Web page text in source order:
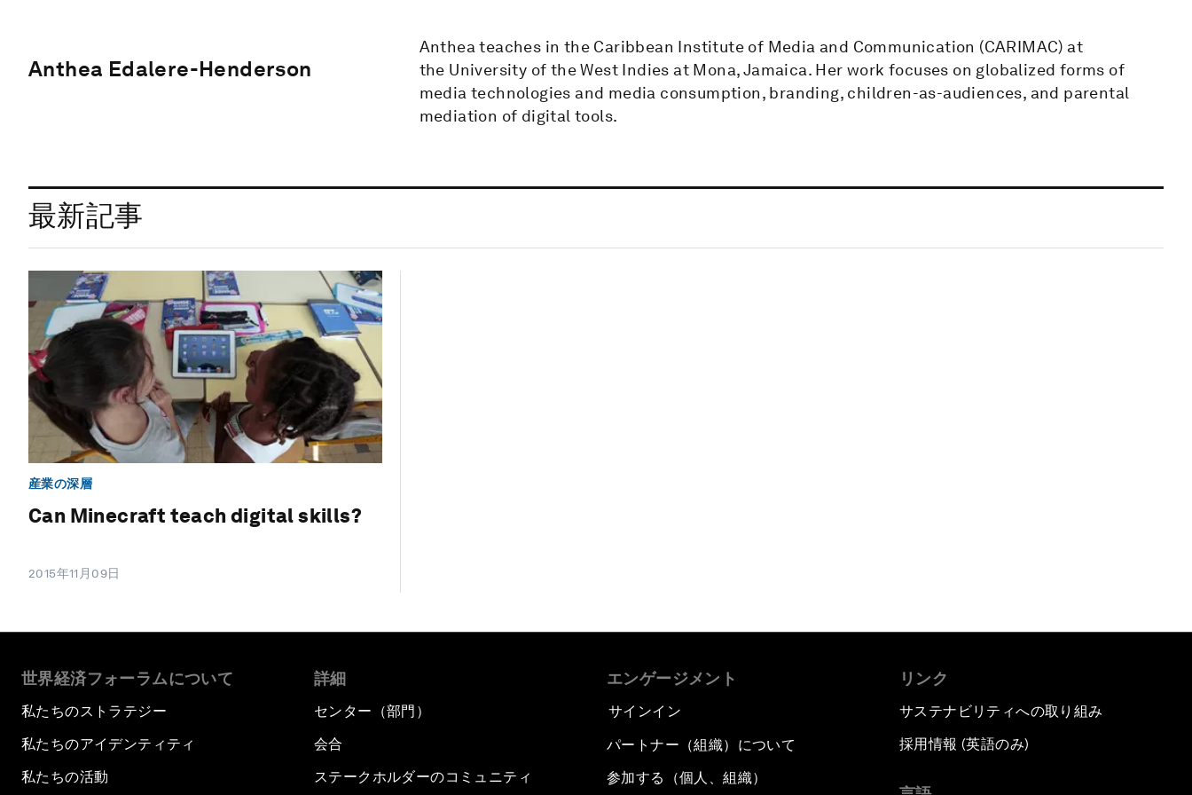
Anthea Edalere-Henderson
Anthea teaches in the Caribbean Institute of Media and Communication (CARIMAC) at
the University of the West Indies at Mona, Jamaica. Her work focuses on globalized forms of
media technologies and media consumption, branding, children-as-audiences, and parental
mediation of digital tools.
最新記事
産業の深層
Can Minecraft teach digital skills?
2015年11月09日
世界経済フォーラムについて
私たちのストラテジー
私たちのアイデンティティ
私たちの活動
詳細
センター（部門）
会合
ステークホルダーのコミュニティ
エンゲージメント
サインイン
パートナー（組織）について
参加する（個人、組織）
リンク
サステナビリティへの取り組み
採用情報 (英語のみ)